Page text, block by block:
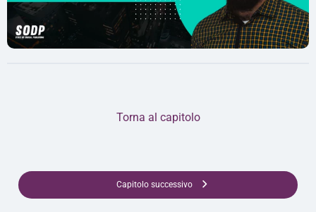
Torna al capitolo
Capitolo successivo